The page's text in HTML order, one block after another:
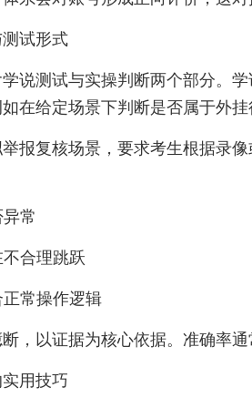
试形式
说测试与实操判断两个部分。
在给定场景下判断是否属于外
报复核场景，要求考生根据录
常
合理跳跃
常操作逻辑
，以证据为核心依据。准确率通
用技巧